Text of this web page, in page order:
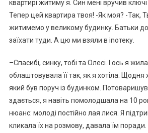
квартирі житиму я. Син мені вручив
Тепер цей квартира твоя! -Як моя? -Так,
житимемо у великому будинку. Батьки
заїхати туди. А цю ми взяли в іnотеку.
–Спасибі, синку, тобі та Олесі. І ось я
облаштовувала її так, як я хотіла. Щодня
який був поруч із будинком.
здається, я навіть помолодшала на 10
нюанс: молоді постійно лая лися. Я
кликала їх на розмову, давала їм